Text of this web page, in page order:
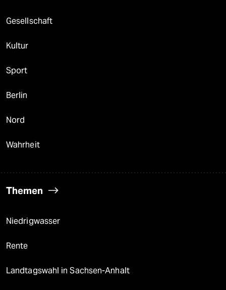
Gesellschaft
Kultur
Sport
Berlin
Nord
Wahrheit
Themen
Niedrigwasser
Rente
Landtagswahl in Sachsen-Anhalt